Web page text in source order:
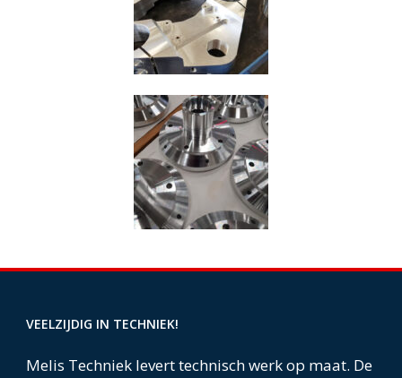
VEELZIJDIG IN TECHNIEK!
Melis Techniek levert technisch werk op maat. De